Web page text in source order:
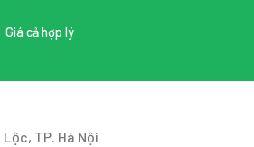
Giá cả hợp lý
TP. Hà Nội